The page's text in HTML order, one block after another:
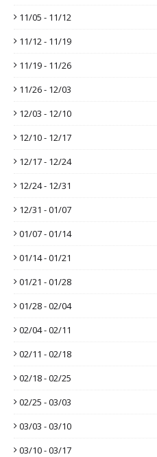
11/05 - 11/12
11/12 - 11/19
11/19 - 11/26
11/26 - 12/03
12/03 - 12/10
12/10 - 12/17
12/17 - 12/24
12/24 - 12/31
12/31 - 01/07
01/07 - 01/14
01/14 - 01/21
01/21 - 01/28
01/28 - 02/04
02/04 - 02/11
02/11 - 02/18
02/18 - 02/25
02/25 - 03/03
03/03 - 03/10
03/10 - 03/17